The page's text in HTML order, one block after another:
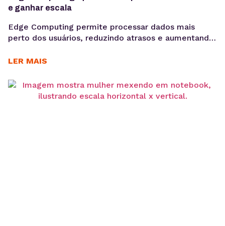
e ganhar escala
Edge Computing permite processar dados mais
perto dos usuários, reduzindo atrasos e aumentando
funciona, quais são seus benefícios e quando adotar
Aplicações modernas precisam responder cada vez
mais rápido. Seja em plataformas SaaS, e-
LER MAIS